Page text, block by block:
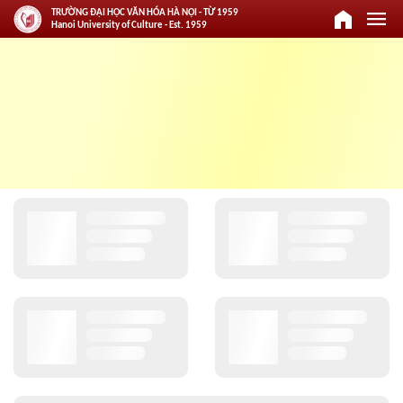
TRƯỜNG ĐẠI HỌC VĂN HÓA HÀ NỘI - TỪ 1959
Hanoi University of Culture - Est. 1959
home menu